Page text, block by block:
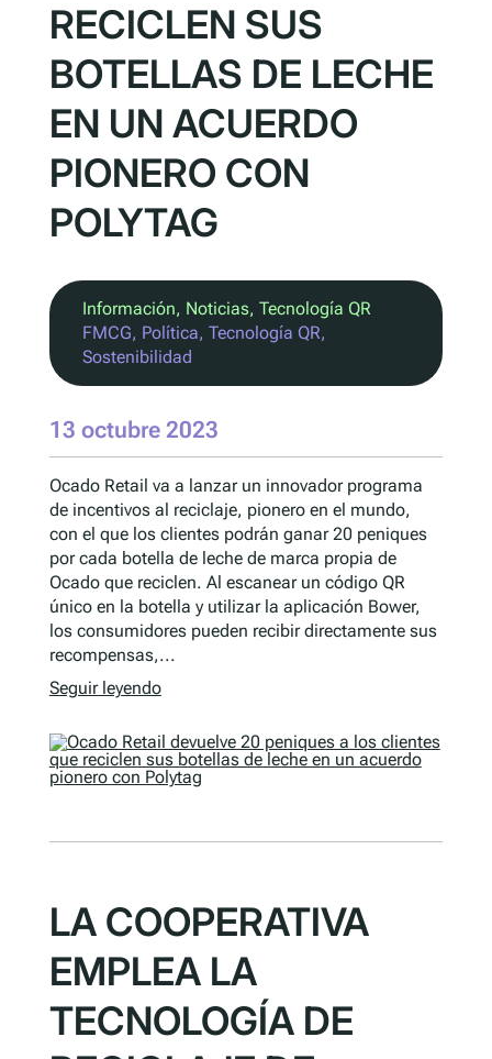
RECICLEN SUS
BOTELLAS DE LECHE
EN UN ACUERDO
PIONERO CON
POLYTAG
Información, Noticias, Tecnología QR
FMCG, Política, Tecnología QR
Sostenibilidad
13 octubre 2023
Ocado Retail va a lanzar un innovador programa
de incentivos al reciclaje, pionero en el mundo,
con el que los clientes podrán ganar 20 peniques
por cada botella de leche de marca propia de
Ocado que reciclen. Al escanear un código QR
único en la botella y utilizar la aplicación Bower,
los consumidores pueden recibir directamente sus
recompensas,...
Seguir leyendo
LA COOPERATIVA
EMPLEA LA
TECNOLOGÍA DE